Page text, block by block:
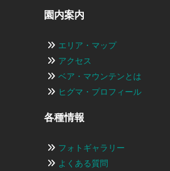
園内案内
エリア・マップ
アクセス
ベア・マウンテンとは
ヒグマ・プロフィール
各種情報
フォトギャラリー
よくある質問